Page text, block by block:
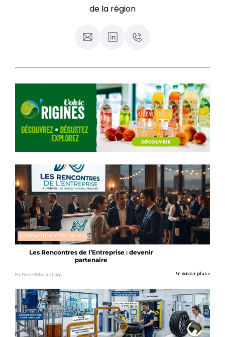
de la région
EVÉNEMENTS PROFESSIONNELS
Les Rencontres de l’Entreprise : devenir
partenaire
Par Pierre-Edouard Laigo En savoir plus »